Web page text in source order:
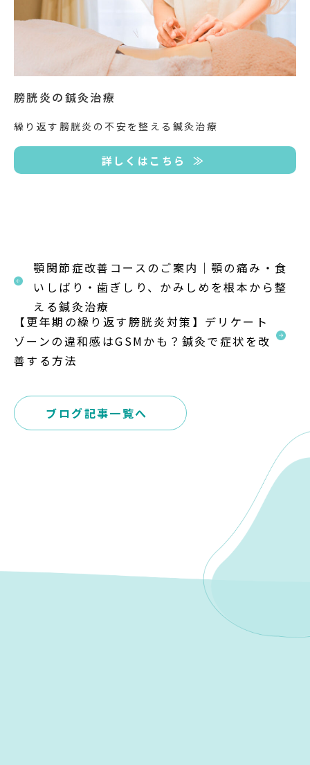
膀胱炎の鍼灸治療
繰り返す膀胱炎の不安を整える鍼灸治療
詳しくはこちら ≫
顎関節症改善コースのご案内｜顎の痛み・食
いしばり・歯ぎしり、かみしめを根本から整
える鍼灸治療
【更年期の繰り返す膀胱炎対策】デリケート
ゾーンの違和感はGSMかも？鍼灸で症状を改
善する方法
ブログ記事一覧へ